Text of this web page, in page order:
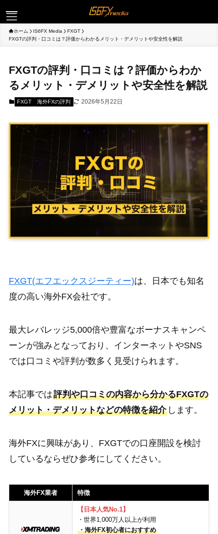
ログイン
取引
キャンペーン
パートナー
お問い合わせ FAQ
ホーム IS6FX Media
FXGT
FXGTの評判・口コミは？評価からわかるメリット・デメリットや安全性を解説
FXGTの評判・口コミは？評価からわか
るメリット・デメリットや安全性を解説
FXGT 海外FXの評判 2026年5月22日
FXGT(エフエックスジーティー)は、日本でも知名
度の高い海外FX会社です。
最大レバレッジ5,000倍や豊富なボーナスキャンペ
ーンが強みとなっており、インターネットやSNS
では口コミや評判が数多く見受けられます。
本記事では評判や口コミの内容から分かるFXGTの
メリット・デメリットなどの特徴を紹介します。
海外FXに興味があり、FXGTでの口座開設を検討
しているならぜひ参考にしてください。
海外FX業者 特徴
【日本人気No.1】
・世界1,000万人以上が利用
・海外FX初心者におすすめ